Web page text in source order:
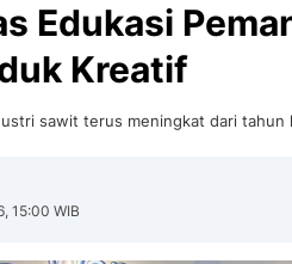
Edukasi
Kreatif
sawit terus meningkat dari tahun
15:00 WIB